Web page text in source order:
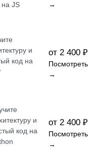
на JS
→
и
код на
от 2 400 ₽
Посмотреть
→
и
код на
от 2 400 ₽
Посмотреть
→